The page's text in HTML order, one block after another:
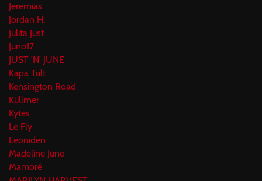
Jeremias
Jordan H.
Julita Just
Juno17
JUST 'N' JUNE
Kapa Tult
Kensington Road
Küllmer
Kytes
Le Fly
Leoniden
Madeline Juno
Mamoré